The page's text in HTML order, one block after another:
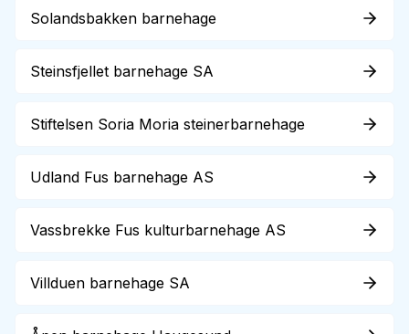
Solandsbakken barnehage
Steinsfjellet barnehage SA
Stiftelsen Soria Moria steinerbarnehage
Udland Fus barnehage AS
Vassbrekke Fus kulturbarnehage AS
Villduen barnehage SA